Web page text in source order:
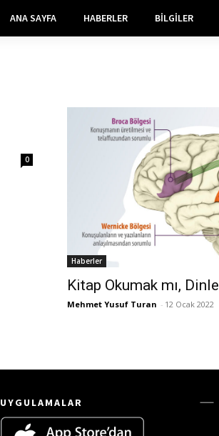
ANA SAYFA HABERLER BILGILER
0
Haberler
Kitap Okumak mı,
Mehmet Yusuf Turan - 12 Ocak 2022
UYGULAMALAR